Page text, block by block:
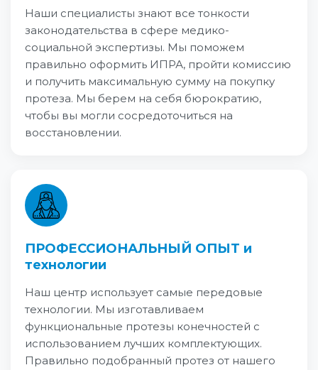
Наши специалисты знают все тонкости
законодательства в сфере медико-
социальной экспертизы. Мы поможем
правильно оформить ИПРА, пройти комиссию
и получить максимальную сумму на покупку
протеза. Мы берем на себя бюрократию,
чтобы вы могли сосредоточиться на
восстановлении.
ПРОФЕССИОНАЛЬНЫЙ ОПЫТ и
технологии
Наш центр использует самые передовые
технологии. Мы изготавливаем
функциональные протезы конечностей с
использованием лучших комплектующих.
Правильно подобранный протез от нашего